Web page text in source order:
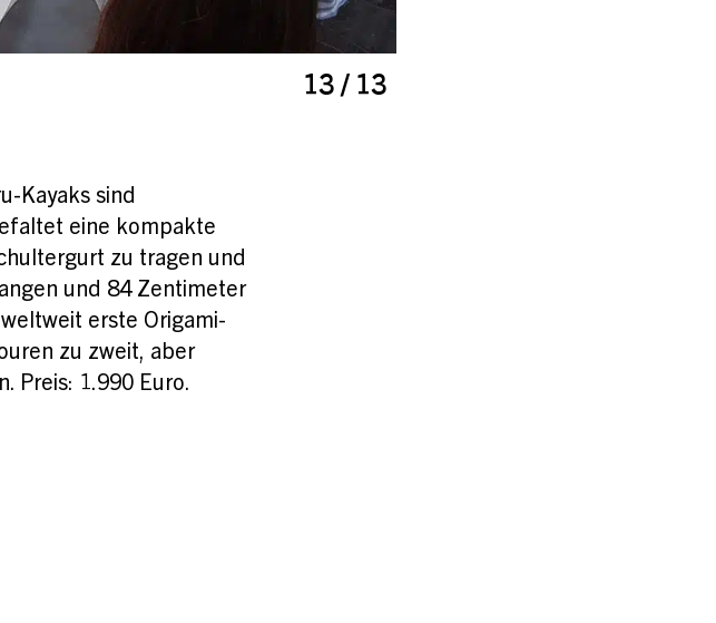
13 / 13
Kayaks sind
eine kompakte
zu tragen und
und 84 Zentimeter
erste Origami-
zu zweit, aber
Preis: 1.990 Euro.